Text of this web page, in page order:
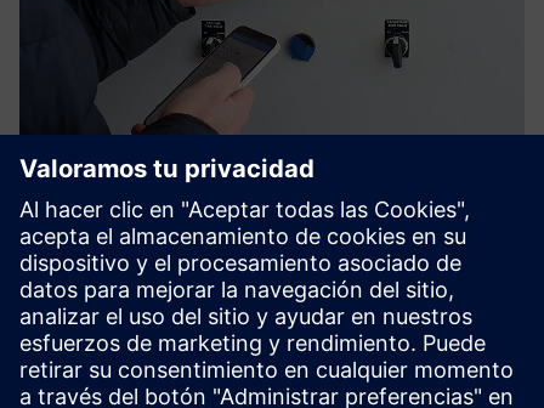
Nyckel Digital LOTO
Reemplace los permisos de papel y el caos de los candados
con Nyckel by Smartlox: bloqueo/etiquetado digital
administrado en la nube que le brinda visibilidad en tiempo
real, pistas de auditoría a prueba de manipulaciones y
aislam...
Más información